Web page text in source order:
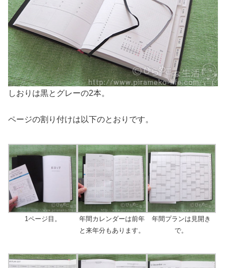
しおりは黒とグレーの2本。
ページの割り付けは以下のとおりです。
1ページ目。
年間カレンダーは前年
と来年分もあります。
年間プランは見開き
で。